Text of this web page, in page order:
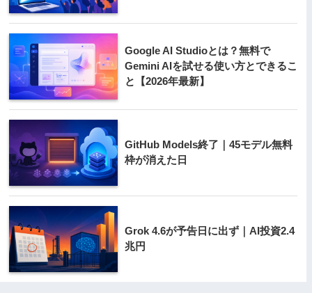
Google AI Studioとは？無料で
Gemini AIを試せる使い方とできるこ
と【2026年最新】
GitHub Models終了｜45モデル無料
枠が消えた日
Grok 4.6が予告日に出ず｜AI投資2.4
兆円